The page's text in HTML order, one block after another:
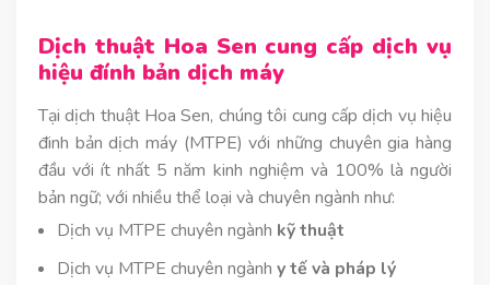
Dịch thuật Hoa Sen cung cấp dịch vụ
hiệu đính bản dịch máy
Tại dịch thuật Hoa Sen, chúng tôi cung cấp dịch vụ hiệu
đinh bản dịch máy (MTPE) với những chuyên gia hàng
đầu với ít nhất 5 năm kinh nghiệm và 100% là người
bản ngữ; với nhiều thể loại và chuyên ngành như:
Dịch vụ MTPE chuyên ngành kỹ thuật
Dịch vụ MTPE chuyên ngành y tế và pháp lý